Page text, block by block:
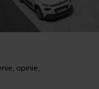
opinie,